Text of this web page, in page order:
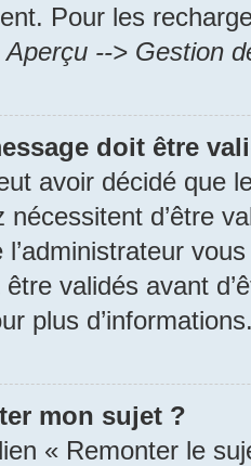
Pour les
Aperçu --> Gestion
doit être
avoir décidé que
d’être
validés avant
plus
mon sujet ?
« Remonter le